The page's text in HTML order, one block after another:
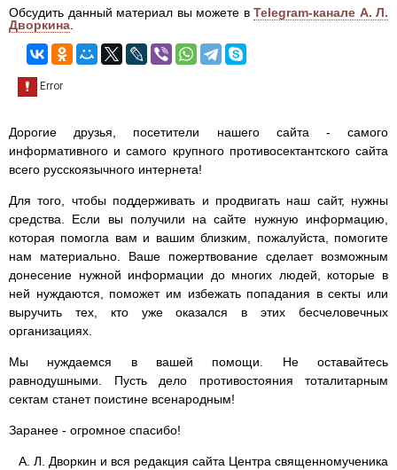
Обсудить данный материал вы можете в Telegram-канале А. Л.
Дворкина
Дорогие друзья, посетители нашего сайта - самого
информативного и самого крупного противосектантского сайта
всего русскоязычного интернета!
Для того, чтобы поддерживать и продвигать наш сайт, нужны
средства. Если вы получили на сайте нужную информацию,
которая помогла вам и вашим близким, пожалуйста, помогите
нам материально. Ваше пожертвование сделает возможным
донесение нужной информации до многих людей, которые в
ней нуждаются, поможет им избежать попадания в секты или
выручить тех, кто уже оказался в этих бесчеловечных
организациях.
Мы нуждаемся в вашей помощи. Не оставайтесь
равнодушными. Пусть дело противостояния тоталитарным
сектам станет поистине всенародным!
Заранее - огромное спасибо!
А. Л. Дворкин и вся редакция сайта Центра священномученика